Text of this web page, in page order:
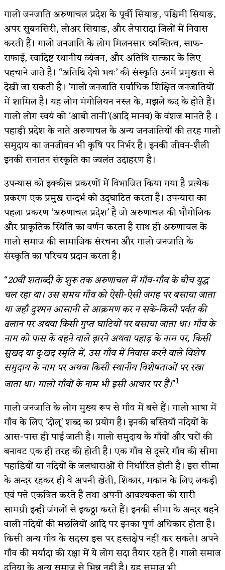
गालो जनजाति अरुणाचल प्रदेश के पूर्वी सियाङ, पश्चिमी सियाङ,
अपर सुबनसिरी, लोअर सियाङ, और लेपारादा जिलों में निवास
करती हैं। गालो जनजाति के लोग मिलनसार व्यक्तित्व, साफ-
सफाई, स्वादिष्ट स्थानीय व्यंजन, और अतिथि सत्कार के लिए
पहचाने जाते है। “अतिथि देवो भवः’ की संस्कृति उनमें प्रमुखता से
देखी जा सकती है। ‘गालो जनजाति सर्वाधिक शिक्षित जनजातियों
में शामिल है। यह लोग मंगोलियन नस्ल के, मझले कद के होते हैं।
गालो लोग स्वयं को ‘आबो तानी’(आदि मानव) के वंशज मानते है ।
पहाड़ी प्रदेश के नाते अरुणाचल के अन्य जनजातियों की तरह गालो
समुदाय का जनजीवन भी कृषि पर निर्भर है। इनकी जीवन-शैली
इनकी सनातन संस्कृति का ज्वलंत उदाहरण है।
उपन्यास को इक्कीस प्रकरणों में विभाजित किया गया है प्रत्येक
प्रकरण एक प्रमुख सन्दर्भ को उद्‌घाटित करता है। उपन्यास का
पहला प्रकरण ‘अरुणाचल प्रदेश’ है जो अरुणाचल की भौगोलिक
और प्राकृतिक स्थिति का वर्णन करता है साथ ही अरुणाचल के
गालो समाज की सामाजिक संरचना और गालो जनजाति के
संस्कृति का परिचय प्रदान करता है।
“20वीं शताब्दी के शुरू तक अरुणाचल में गाँव-गाँव के बीच युद्ध
चल रहा था। उस समय गाँव को ऐसी-ऐसी जगह पर बसाया जाता
था जहाँ दुश्मन आसानी से आक्रमण कर न सके-किसी पर्वत की
ढलान पर अथवा किसी गुप्त घाटियों पर बसाया जाता था। गाँव के
नाम को पास के बहने वाले झरने अथवा पहाड़ के नाम पर, किसी
सुखद या दुःखद स्मृति में, उस गाँव में निवास करने वाले विशेष
समुदाय के नाम पर अथवा किसी स्थानीय विशेषताओं पर रखा
जाता था। गालो गाँवों के नाम भी इसी आधार पर हैं।”1
गालो जनजाति के लोग मुख्य रूप से गाँव में बसे हैं। गालो भाषा में
गाँव के लिए ‘दोलू’ शब्द का प्रयोग है। इनकी बस्तियाँ नदियों के
आस-पास ही पाई जाती है। गालो समुदाय के गाँवों और घरों की
बनावट एक ही तरह की होती है। एक गाँव से दूसरे गाँव की सीमा
पहाड़ियों या नदियों के जलधाराओं से निर्धारित होती है। इस सीमा
के अन्दर रहकर ही वे अपनी खेती, शिकार, मकान के लिए लकड़ी
एवं पत्ते एकत्रित करते हैं तथा अपनी आवश्यकता की सारी
सामग्री इन्हीं जंगलों से इकठ्ठा करते हैं। इनकी सीमा के अन्दर बहने
वाली नदियों की मछलियों आदि पर इनका पूर्ण अधिकार होता है।
किसी अन्य गाँव के सदस्य इस पर हस्तक्षेप नहीं कर सकते। अपने
गाँव की मर्यादा की रक्षा में ये लोग सदा तैयार रहते हैं। गालो समाज